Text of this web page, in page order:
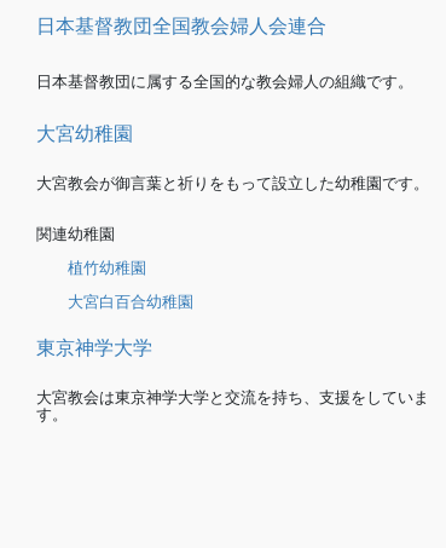
日本基督教団全国教会婦人会連合
日本基督教団に属する全国的な教会婦人の組織です。
大宮幼稚園
大宮教会が御言葉と祈りをもって設立した幼稚園です。
関連幼稚園
植竹幼稚園
大宮白百合幼稚園
東京神学大学
大宮教会は東京神学大学と交流を持ち、支援をしていま
す。